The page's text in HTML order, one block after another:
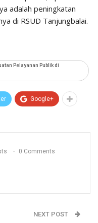
adalah peningkatan
di RSUD Tanjungbalai.
Pelayanan Publik di
Google+
0 Comments
NEXT POST